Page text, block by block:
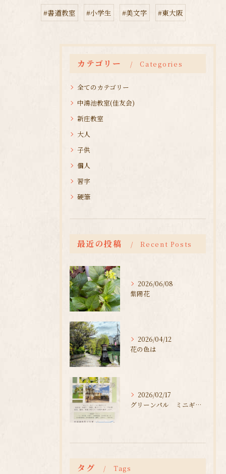
#書道教室 #小学生 #美文字 #東大阪
カテゴリー Categories
全てのカテゴリー
中鴻池教室(佳友会)
新庄教室
大人
子供
個人
習字
硬筆
最近の投稿 Recent Posts
2026/06/08
紫陽花
2026/04/12
花の色は
2026/02/17
グリーンパル ミニギャラリー展
タグ Tags